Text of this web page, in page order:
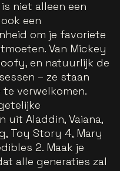
niet alleen een
een
om je favoriete
Van Mickey
en natuurlijk de
– ze staan
verwelkomen.
Aladdin, Vaiana,
Toy Story 4, Mary
2. Maak je
alle generaties zal